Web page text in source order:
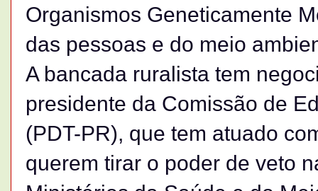
Organismos Geneticamente
das pessoas e do meio
A bancada ruralista tem
presidente da Comissão de
(PDT-PR), que tem atuado
querem tirar o poder de veto